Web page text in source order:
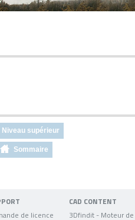
Niveau supérieur
Sommaire
de licence
CAD CONTENT